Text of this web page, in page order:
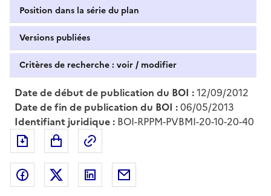
Position dans la série du plan
Versions publiées
Critères de recherche : voir / modifier
Date de début de publication du BOI :12/09/2012
Date de fin de publication du BOI :06/05/2013
Identifiant juridique : BOI-RPPM-PVBMI-20-10-20-40
Exporter le document au format pdf
Partager sur Facebook
Partager sur Twitter
Partager sur LinkedIn